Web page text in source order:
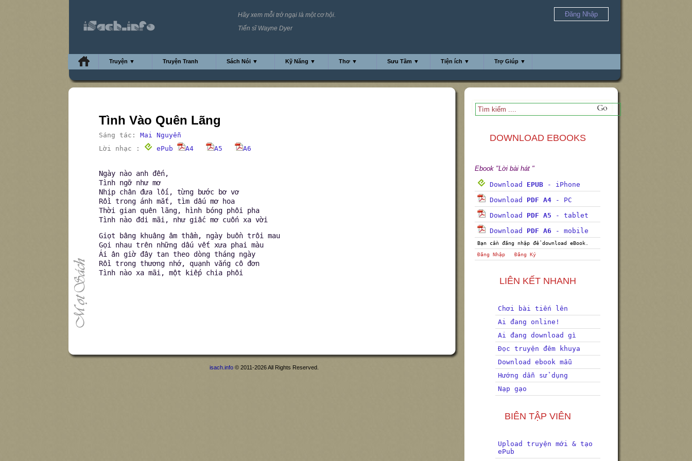
Hãy xem mỗi trở ngại là một cơ hội.
Tiến sĩ Wayne Dyer
Đăng Nhập
Truyện ▼ Truyện Tranh Sách Nói ▼ Kỹ Năng ▼ Thơ ▼ Sưu Tầm ▼ Tiện ích ▼ Trợ Giúp ▼
DOWNLOAD EBOOKS
Ebook "Lời bài hát "
Download EPUB - iPhone
Download PDF A4 - PC
Download PDF A5 - tablet
Download PDF A6 - mobile
Bạn cần đăng nhập để download eBook.
Đăng Nhập
Đăng Ký
LIÊN KẾT NHANH
Chơi bài tiến lên
Ai đang online!
Ai đang download gì
Đọc truyện đêm khuya
Download ebook mẫu
Hướng dẫn sử dụng
Nạp gạo
BIÊN TẬP VIÊN
Upload truyện mới & tạo
ePub
Tình Vào Quên Lãng
Sáng tác: Mai Nguyễn
Lời nhạc :
ePub A4 A5 A6
Ngày nào anh đến,
Tình ngỡ như mơ
Nhịp chân đưa lối, từng bước bơ vơ
Rồi trong ánh mắt, tìm dấu mơ hoa
Thời gian quên lãng, hình bóng phôi pha
Tình nào đdi mãi, như giấc mơ cuốn xa vời
Giọt bâng khuâng âm thầm, ngày buồn trôi mau
Gọi nhau trên những dấu vết xưa phai màu
Ái ân giờ đây tan theo dòng tháng ngày
Rồi trong thương nhớ, quạnh vắng cô đơn
Tình nào xa mãi, một kiếp chia phôi
isach.info © 2011-2026 All Rights Reserved.